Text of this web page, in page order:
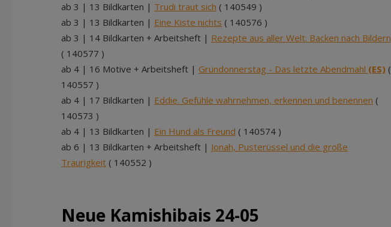
ab 3 | 13 Bildkarten | Trudi traut sich ( 140549 )
ab 3 | 13 Bildkarten | Eine Kiste nichts ( 140576 )
ab 3 | 14 Bildkarten + Arbeitsheft | Rezepte aus aller Welt: Backen nach Bildern
( 140577 )
ab 4 | 16 Motive + Arbeitsheft | Gründonnerstag - Das letzte Abendmahl (ES) (
140557 )
ab 4 | 17 Bildkarten | Eddie. Gefühle wahrnehmen, erkennen und benennen (
140573 )
ab 4 | 13 Bildkarten | Ein Hund als Freund ( 140574 )
ab 6 | 13 Bildkarten + Arbeitsheft | Jonah, Pusterüssel und die große
Traurigkeit ( 140552 )
Neue Kamishibais 24-05